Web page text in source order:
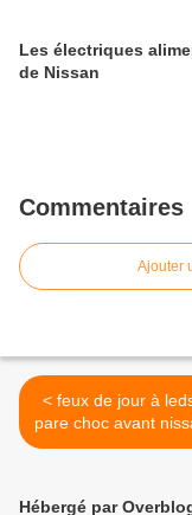
Les électriques
de Nissan
Commentaires
Ajouter
< feux de jour à leds pour
pare choc avant
Hébergé par